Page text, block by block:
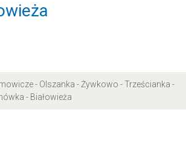
- Olszanka - Żywkowo - Trześcianka -
- Białowieża